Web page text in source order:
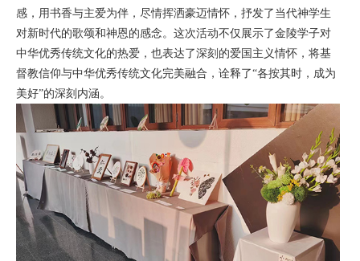
感，用书香与主爱为伴，尽情挥洒豪迈情怀，抒发了当代神学生
对新时代的歌颂和神恩的感念。这次活动不仅展示了金陵学子对
中华优秀传统文化的热爱，也表达了深刻的爱国主义情怀，将基
督教信仰与中华优秀传统文化完美融合，诠释了“各按其时，成为
美好”的深刻内涵。